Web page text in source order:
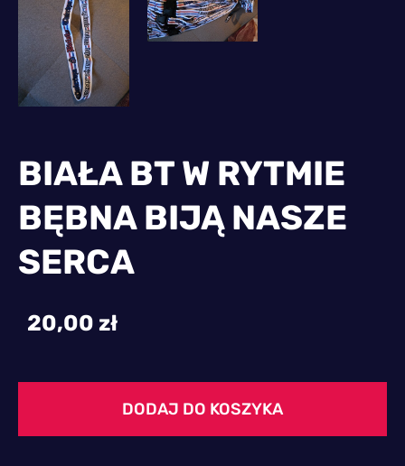
BIAŁA BT W RYTMIE
BĘBNA BIJĄ NASZE
SERCA
20,00 zł
DODAJ DO KOSZYKA